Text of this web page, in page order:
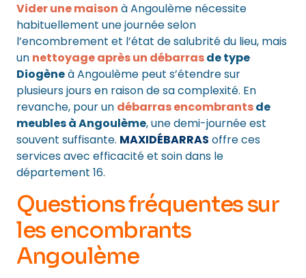
Vider une maison à Angoulème nécessite
habituellement une journée selon
l’encombrement et l’état de salubrité du lieu, mais
un nettoyage après un débarrasde type
Diogèneà Angoulème peut s’étendre sur
plusieurs jours en raison de sa complexité. En
revanche, pour un débarras encombrantsde
meubles à Angoulème, une demi-journée est
souvent suffisante. MAXIDÉBARRAS offre ces
services avec efficacité et soin dans le
département 16.
Questions fréquentes sur
les encombrants
Angoulème